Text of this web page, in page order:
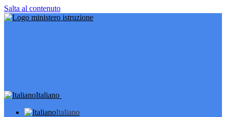
Salta al contenuto
Italiano
Italiano